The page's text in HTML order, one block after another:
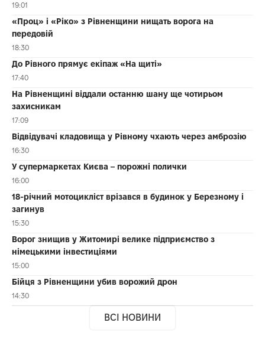
19:01
«Проц» і «Ріко» з Рівненщини нищать ворога на
передовій
18:30
До Рівного прямує екіпаж «На щиті»
17:40
На Рівненщині віддали останню шану ще чотирьом
захисникам
17:09
Відвідувачі кладовища у Рівному чхають через амброзію
16:30
У супермаркетах Києва – порожні полички
16:00
18-річний мотоцикліст врізався в будинок у Березному і
загинув
15:30
Ворог знищив у Житомирі велике підприємство з
німецькими інвестиціями
15:00
Бійця з Рівненщини убив ворожий дрон
14:30
ВСІ НОВИНИ